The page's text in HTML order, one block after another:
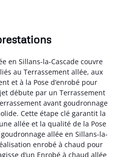
en Sillans-la-Cascade couvre
au Terrassement allée, aux
et à la Pose d’enrobé pour
débute par un Terrassement
avant goudronnage
Cette étape clé garantit la
allée et la qualité de la Pose
allée en Sillans-la-
enrobé à chaud pour
d’un Enrobé à chaud allée